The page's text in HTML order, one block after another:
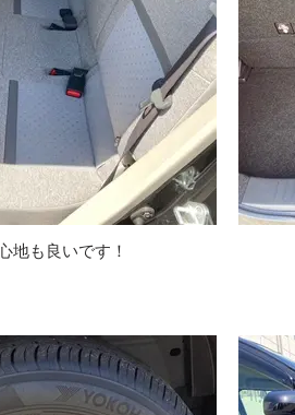
地も良いです！